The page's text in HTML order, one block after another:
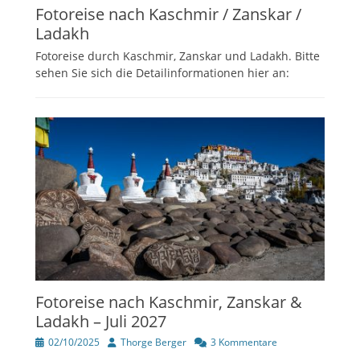
Fotoreise nach Kaschmir / Zanskar /
Ladakh
Fotoreise durch Kaschmir, Zanskar und Ladakh. Bitte
sehen Sie sich die Detailinformationen hier an:
Fotoreise nach Kaschmir, Zanskar &
Ladakh – Juli 2027
Veröffentlicht
02/10/2025 Author
Thorge Berger 3 Kommentare